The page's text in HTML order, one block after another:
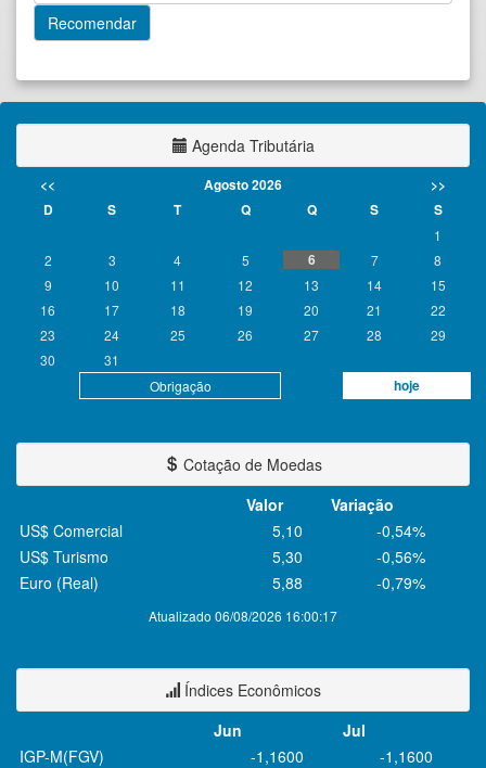
Agenda Tributária
<< Agosto 2026
>>
D
S T Q Q S S
Obrigação hoje
1
2
3 4 5 6 7
8
9
10 11 12 13 14
15
16
17 18 19 20 21
22
23
24 25 26 27 28
29
30
31
Cotação de Moedas
Valor
Variação
Atualizado 06/08/2026 16:00:17
US$ Comercial 5,10
-0,54%
US$ Turismo
5,30
-0,56%
Euro (Real)
5,88 -0,79%
Índices Econômicos
Jun
Jul
IGP-M(FGV)
-1,1600
-1,1600